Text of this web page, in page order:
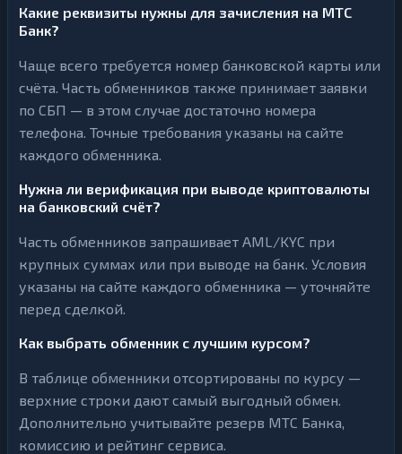
Какие реквизиты нужны для зачисления на МТС
Банк?
Чаще всего требуется номер банковской карты или
счёта. Часть обменников также принимает заявки
по СБП — в этом случае достаточно номера
телефона. Точные требования указаны на сайте
каждого обменника.
Нужна ли верификация при выводе криптовалюты
на банковский счёт?
Часть обменников запрашивает AML/KYC при
крупных суммах или при выводе на банк. Условия
указаны на сайте каждого обменника — уточняйте
перед сделкой.
Как выбрать обменник с лучшим курсом?
В таблице обменники отсортированы по курсу —
верхние строки дают самый выгодный обмен.
Дополнительно учитывайте резерв МТС Банка,
комиссию и рейтинг сервиса.